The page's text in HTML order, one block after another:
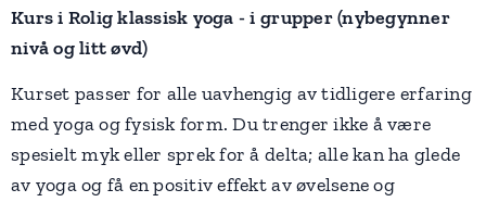
Kurs i Rolig klassisk yoga - i grupper (nybegynner
nivå og litt øvd)
Kurset passer for alle uavhengig av tidligere erfaring
med yoga og fysisk form. Du trenger ikke å være
spesielt myk eller sprek for å delta; alle kan ha glede
av yoga og få en positiv effekt av øvelsene og